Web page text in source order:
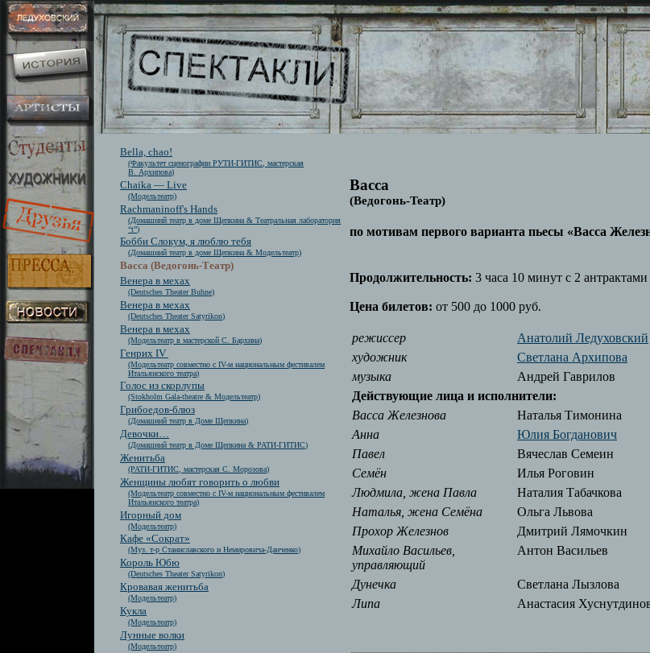
Bella, chao!
(Факультет сценографии РУТИ-ГИТИС, мастерская
В. Архипова)
Chaika — Live
(Модельтеатр)
Rachmaninoff's Hands
(Домашний театр в доме Щепкина & Театральная лаборатория
“t”)
Бобби Слокум, я люблю тебя
(Домашний театр в доме Щепкина & Модельтеатр)
Васса (Ведогонь-Театр)
Венера в мехах
(Deutsches Theater Buhne)
Венера в мехах
(Deutsches Theater Satyrikon)
Венера в мехах
(Модельтеатр в мастерской С. Бархина)
Генрих IV
(Модельтеатр совместно с IV-м национальным фестивалем
Итальянского театра)
Голос из скорлупы
(Stokholm Gala-theatre & Модельтеатр)
Грибоедов-блюз
(Домашний театр в Доме Щепкина)
Девочки…
(Домашний театр в Доме Щепкина & РАТИ-ГИТИС)
Женитьба
(РАТИ-ГИТИС, мастерская С. Морозова)
Женщины любят говорить о любви
(Модельтеатр совместно с IV-м национальным фестивалем
Итальянского театра)
Игорный дом
(Модельтеатр)
Кафе «Сократ»
(Муз. т-р Станиславского и Немировича-Данченко)
Король Юбю
(Deutsches Theater Satyrikon)
Кровавая женитьба
(Модельтеатр)
Кукла
(Модельтеатр)
Лунные волки
(Модельтеатр)
Васса
(Ведогонь-Театр)
по мотивам первого варианта пьесы «Васса
Продолжительность: 3 часа 10 минут с 2 антрактами
Цена билетов: от 500 до 1000 руб.
режиссер
Анатолий Ледуховский
художник
Светлана Архипова
музыка
Андрей Гаврилов
Действующие лица и исполнители:
Васса Железнова
Наталья Тимонина
Анна
Юлия Богданович
Павел
Вячеслав Семеин
Семён
Илья Роговин
Людмила, жена Павла
Наталия Табачкова
Наталья, жена Семёна
Ольга Львова
Прохор Железнов
Дмитрий Лямочкин
Михайло Васильев,
управляющий
Антон Васильев
Дунечка
Светлана Лызлова
Липа
Анастасия